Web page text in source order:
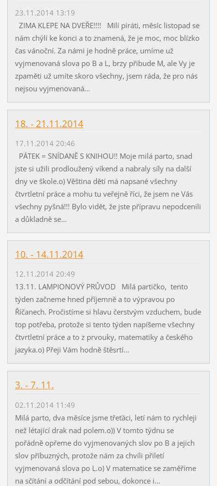
23.11.2014 13:19
ZIMA KLEPE NA DVEŘE!!!! Milí piráti, měsíc listopad se
nám chýlí ke konci a to znamená, že je moc, moc blízko
čas vánoční. Za námi je hodně práce, umíme už
vyjmenovaná slova po B a L, brzy přibude M, ale Vy je
zpaměti už umíte skoro všechny, jsem ráda, že pro nás
nejsou vyjmenovaná...
18. - 21.11.2014
17.11.2014 20:46
PÁTEK = SNÍDANĚ S KNIHOU!! Moje milá parto, snad
jste si užili prodloužený víkend a nabraly síly na další
dny ve škole.o) Věština dětí má napsané všechny
čtvrtletní práce a mohu tu veřejně říci, že jsem ne Vás
všechny pyšná!!! Bylo vidět, že jste přípravu nepodcenili
a důkladně se...
10. - 14.11.2014
12.11.2014 20:49
13.11. LAMPIONOVÝ PRŮVOD Milá partičko, tento
týden začneme hned příjemně a to výpravou po
Říčanech. Pročistíme si hlavu čerstvým vzduchem, bude
top potřeba, protože si tento týden napíšeme všechny
čtvrtletní práce a to z prvouky, matematiky a českého
jazyka.o) Přeji Vám hodně štěsrtí...
3. - 7. 11.
02.11.2014 11:49
Milá parto, dva měsíce jsme třeťáci, letí nám to rychleji
než létající drak nad polem.o)) V tomto týdnu se
pořádně opřeme do vyjmenovaných slov po B a jejich
slov příbuzných, protože nám za chvíli přiletí
vyjmenovaná slova po L.o) V matematice se zaměříme
na sčítání a odčítání pod sebou, dokonce i...